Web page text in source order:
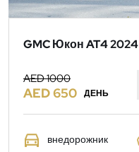
GMC Юкон AT4 2024
AED 1000
AED 650 ДЕНЬ
внедорожник